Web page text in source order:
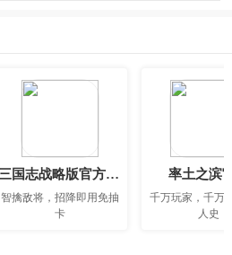
三国志战略版官方正版
智擒敌将，招降即用免抽
卡
率土之滨
千万玩家，千万
人史